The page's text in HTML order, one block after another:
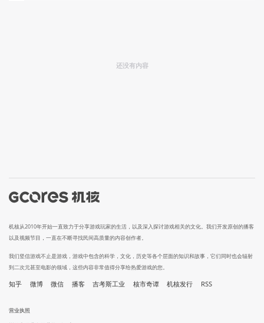
还没有内容
机核从2010年开始一直致力于分享游戏玩家的生活，以及深入探讨游戏相关的文化。我们开发原创的播客
以及视频节目，一直在不断寻找民间高质量的内容创作者。
我们坚信游戏不止是游戏，游戏中包含的科学，文化，历史等各个层面的知识和故事，它们同时也会辐射
到二次元甚至电影的领域，这些内容非常值得分享给热爱游戏的您。
知乎 微博 微信 播客 吉考斯工业 核市奇谭 机核发行 RSS
营业执照